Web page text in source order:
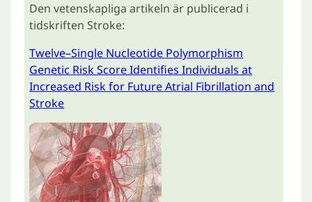
Den vetenskapliga artikeln är publicerad i
tidskriften Stroke:
Twelve–Single Nucleotide Polymorphism
Genetic Risk Score Identifies Individuals at
Increased Risk for Future Atrial Fibrillation and
Stroke